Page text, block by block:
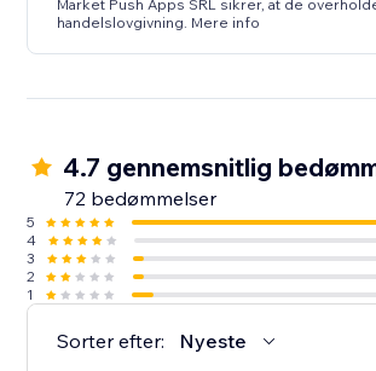
Market Push Apps SRL sikrer, at de
handelslovgivning. Mere info
4.7 gennemsnitlig
72 bedømmelser
5
4
3
2
1
Sorter efter: Nyeste